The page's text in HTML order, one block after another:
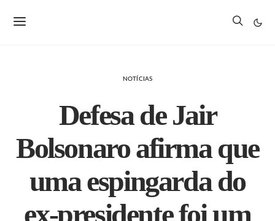
NOTÍCIAS
Defesa de Jair
Bolsonaro afirma que
uma espingarda do
ex-presidente foi um